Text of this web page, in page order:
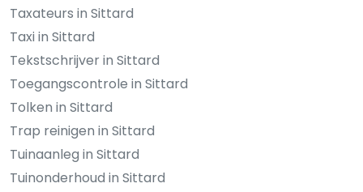
Taxateurs in Sittard
Taxi in Sittard
Tekstschrijver in Sittard
Toegangscontrole in Sittard
Tolken in Sittard
Trap reinigen in Sittard
Tuinaanleg in Sittard
Tuinonderhoud in Sittard